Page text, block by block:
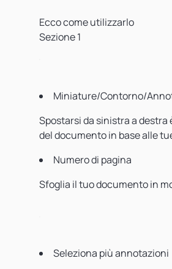
Ecco come utilizzarlo
Sezione 1
Miniature/Contorno/
Spostarsi da sinistra a
del documento in base alle
Numero di pagina
Sfoglia il tuo documento in
Seleziona più annotazioni